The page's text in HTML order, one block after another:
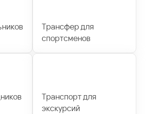
Трансфер для
спортсменов
Транспорт для
экскурсий